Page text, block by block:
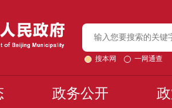
搜本网 一网通查
政务公开